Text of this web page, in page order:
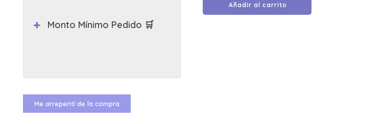
Añadir al carrito
Monto Mínimo Pedido 🛒
Me arrepentí de la compra